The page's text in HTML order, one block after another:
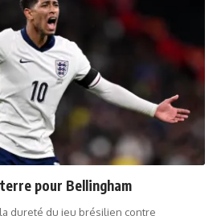
pour Bellingham
dureté du jeu brésilien contre